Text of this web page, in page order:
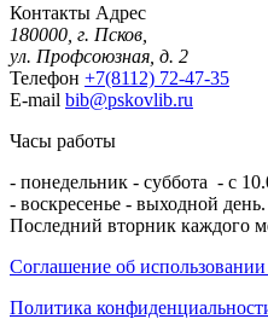
Контакты Адрес
180000, г. Псков,
ул. Профсоюзная, д. 2
Телефон +7(8112) 72-47-35
E-mail bib@pskovlib.ru
Часы работы
- понедельник - суббота - с
- воскресенье - выходной день.
Последний вторник каждого
Соглашение об
Политика